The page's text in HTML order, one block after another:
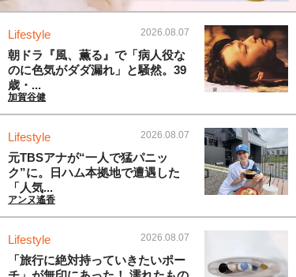
Lifestyle 2026.08.07
朝ドラ『風、薫る』で「病人役な
のに色気がダダ漏れ」と騒然。39
歳・...
加賀谷健
Lifestyle 2026.08.07
元TBSアナが“一人で猛パニッ
ク”に。日ハム本拠地で遭遇した
「人気...
アンヌ遙香
Lifestyle 2026.08.07
「旅行に絶対持っていきたいポー